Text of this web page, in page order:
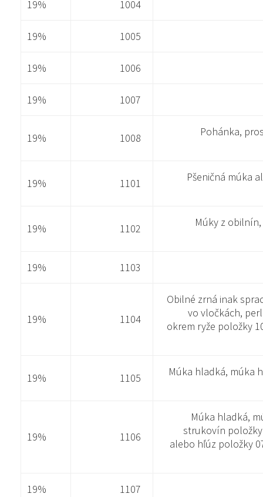
19% 1004
19% 1005
19% 1006
19% 1007
19% 1008 Pohánka,
19% 1101 Pšeničná múka
19% 1102 Múky z
19% 1103
19% 1104
Obilné zrná inak
vo vločkách,
okrem ryže položky
19% 1105 Múka hladká, múka
19% 1106
Múka hladká,
strukovín
alebo hľúz položky
19% 1107